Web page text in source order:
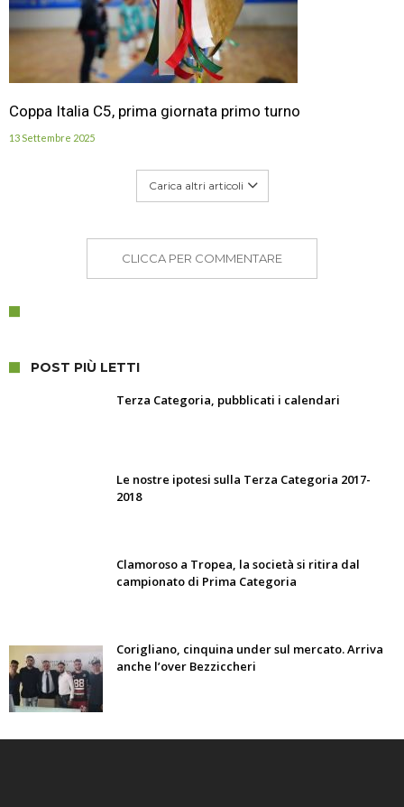
Coppa Italia C5, prima giornata primo turno
13 Settembre 2025
Carica altri articoli
CLICCA PER COMMENTARE
POST PIÙ LETTI
Terza Categoria, pubblicati i calendari
Le nostre ipotesi sulla Terza Categoria 2017-
2018
Clamoroso a Tropea, la società si ritira dal
campionato di Prima Categoria
Corigliano, cinquina under sul mercato. Arriva
anche l’over Bezziccheri